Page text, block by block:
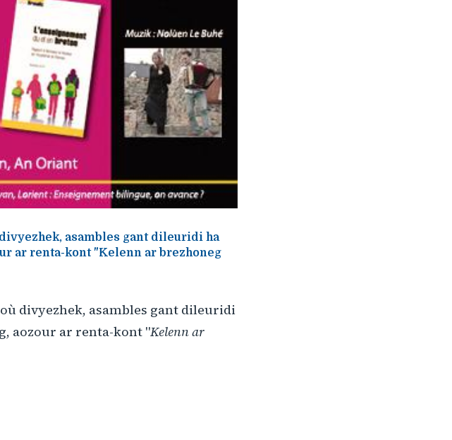
asambles gant dileuridi ha
ar renta-kont "Kelenn ar brezhoneg
divyezhek, asambles gant dileuridi
aozour ar renta-kont "Kelenn ar